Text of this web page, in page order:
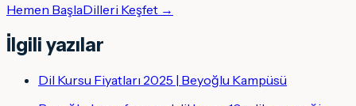
Hemen BaşlaDilleri Keşfet →
İlgili yazılar
Dil Kursu Fiyatları 2025 | Beyoğlu Kampüsü